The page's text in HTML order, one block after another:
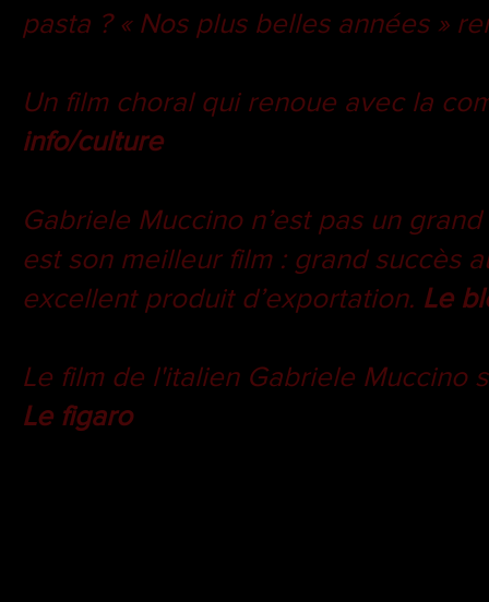
pasta ? « Nos plus belles années »
Un film choral qui renoue avec la
info/culture
Gabriele Muccino n’est pas un
est son meilleur film : grand succès
excellent produit d’exportation. Le
Le film de l'italien Gabriele Muccino
Le figaro